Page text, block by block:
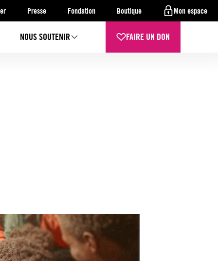
Presse Fondation Boutique Mon espace
NOUS SOUTENIR FAIRE UN DON